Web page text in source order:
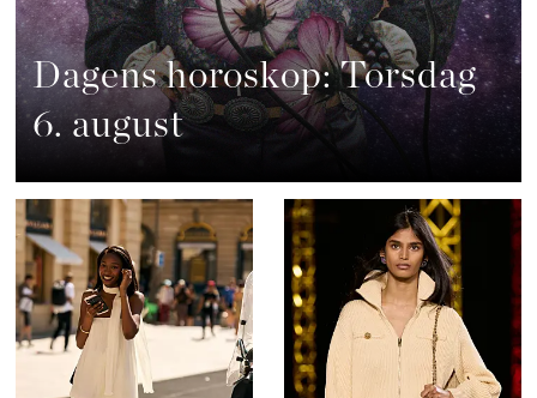
Dagens horoskop: Torsdag
6. august